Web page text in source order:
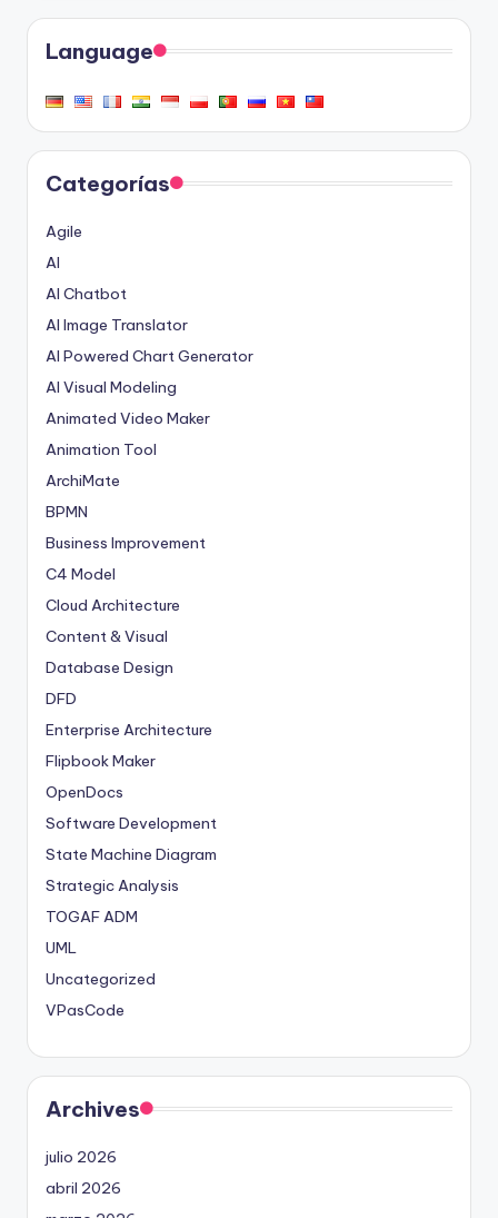
Language
Categorías
Agile
AI
AI Chatbot
AI Image Translator
AI Powered Chart Generator
AI Visual Modeling
Animated Video Maker
Animation Tool
ArchiMate
BPMN
Business Improvement
C4 Model
Cloud Architecture
Content & Visual
Database Design
DFD
Enterprise Architecture
Flipbook Maker
OpenDocs
Software Development
State Machine Diagram
Strategic Analysis
TOGAF ADM
UML
Uncategorized
VPasCode
Archives
julio 2026
abril 2026